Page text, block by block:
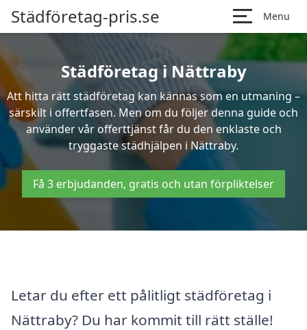
Städföretag-pris.se Menu
Städföretag i Nättraby
Att hitta rätt städföretag kan kännas som en utmaning –
särskilt i offertfasen. Men om du följer denna guide och
använder vår offerttjänst får du den enklaste och
tryggaste städhjälpen i Nättraby.
Få 3 erbjudanden, gratis och utan förpliktelser
Letar du efter ett pålitligt städföretag i
Nättraby? Du har kommit till rätt ställe!